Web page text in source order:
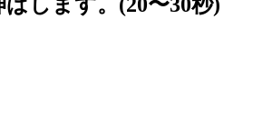
します。(20〜30秒)